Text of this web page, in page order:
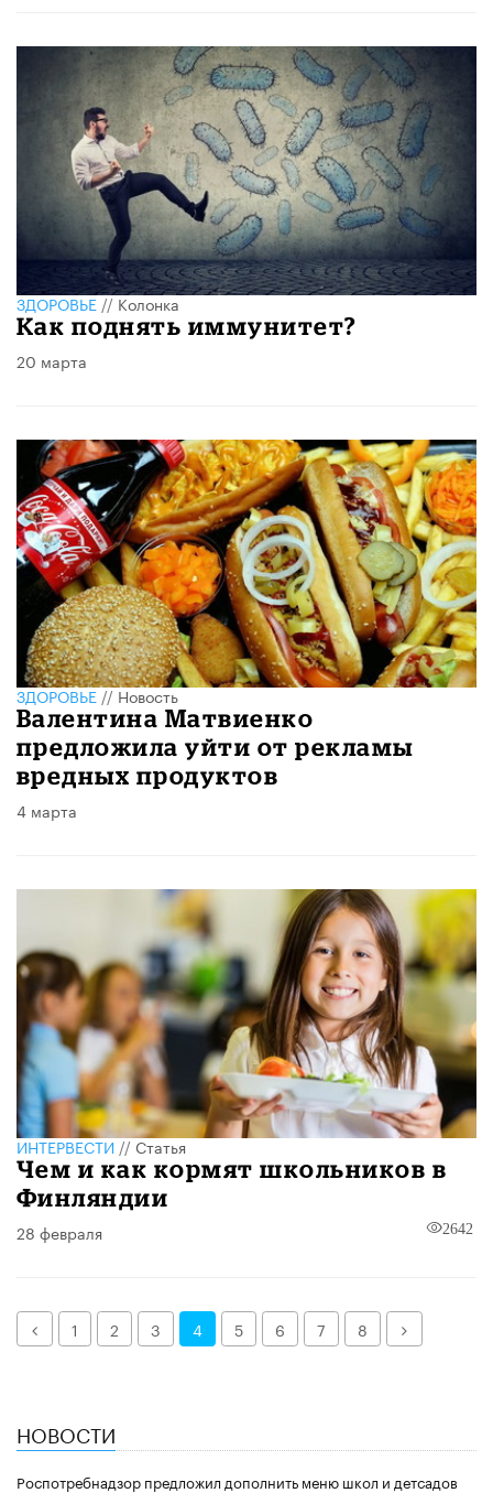
ЗДОРОВЬЕ//Колонка
Как поднять иммунитет?
20 марта
ЗДОРОВЬЕ//Новость
Валентина Матвиенко
предложила уйти от рекламы
вредных продуктов
4 марта
ИНТЕРВЕСТИ//Статья
Чем и как кормят школьников в
Финляндии
28 февраля 2642
Назад1 2 3 4 5 6 7 8 Далее
НОВОСТИ
Роспотребнадзор предложил дополнить меню школ и детсадов